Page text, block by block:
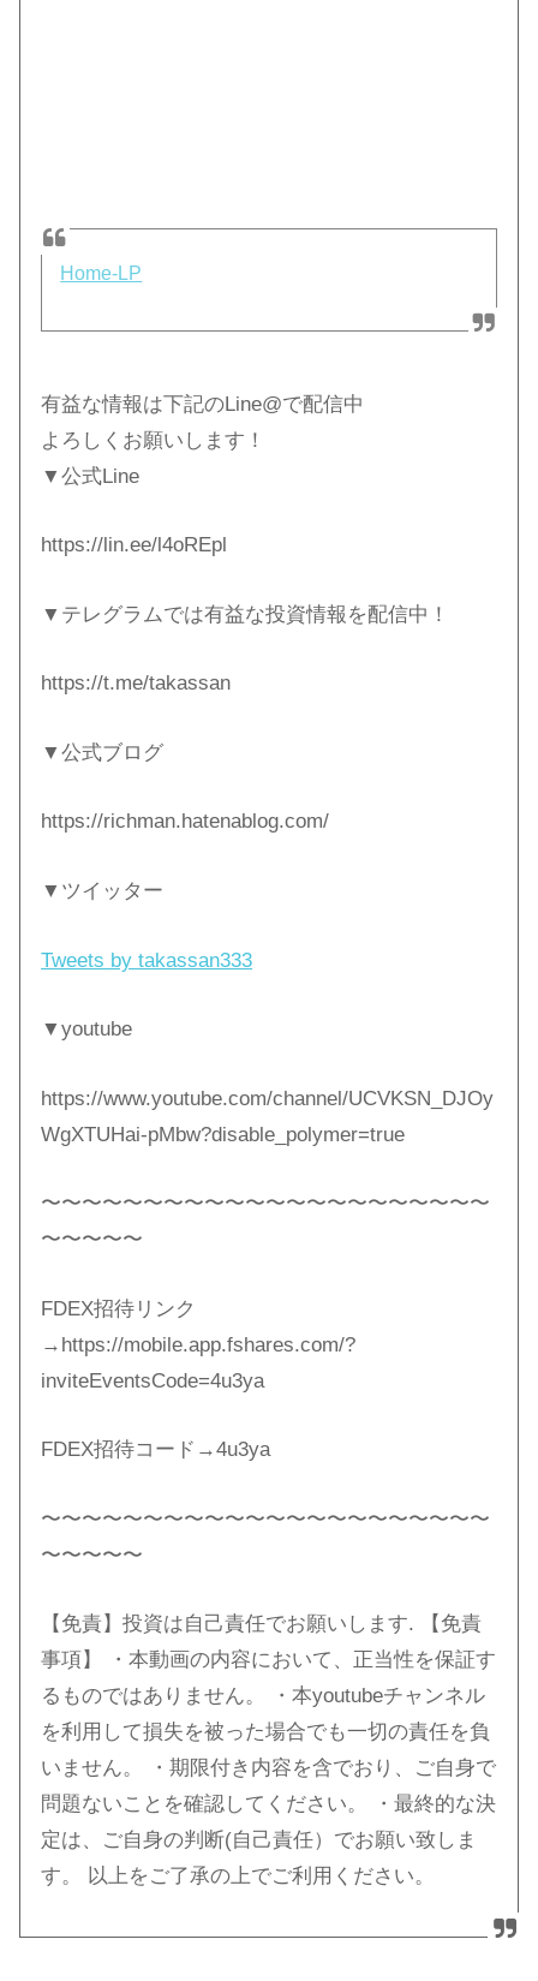
Home-LP
有益な情報は下記のLine@で配信中
よろしくお願いします！
▼公式Line
https://lin.ee/l4oREpl
▼テレグラムでは有益な投資情報を配信中！
https://t.me/takassan
▼公式ブログ
https://richman.hatenablog.com/
▼ツイッター
Tweets by takassan333
▼youtube
https://www.youtube.com/channel/UCVKSN_DJOy
WgXTUHai-pMbw?disable_polymer=true
〜〜〜〜〜〜〜〜〜〜〜〜〜〜〜〜〜〜〜〜〜〜
〜〜〜〜〜
FDEX招待リンク
→https://mobile.app.fshares.com/?
inviteEventsCode=4u3ya
FDEX招待コード→4u3ya
〜〜〜〜〜〜〜〜〜〜〜〜〜〜〜〜〜〜〜〜〜〜
〜〜〜〜〜
【免責】投資は自己責任でお願いします. 【免責
事項】 ・本動画の内容において、正当性を保証す
るものではありません。 ・本youtubeチャンネル
を利用して損失を被った場合でも一切の責任を負
いません。 ・期限付き内容を含でおり、ご自身で
問題ないことを確認してください。 ・最終的な決
定は、ご自身の判断(自己責任）でお願い致しま
す。 以上をご了承の上でご利用ください。